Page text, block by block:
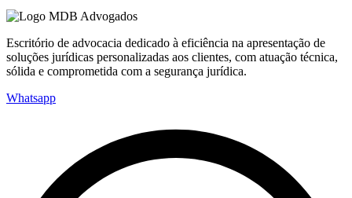
Escritório de advocacia dedicado à eficiência na apresentação de
soluções jurídicas personalizadas aos clientes, com atuação técnica,
sólida e comprometida com a segurança jurídica.
Whatsapp